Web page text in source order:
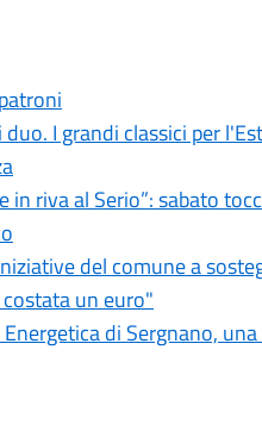
I grandi classici per
in riva al Serio”: sabato
del comune a
un euro"
di Sergnano,